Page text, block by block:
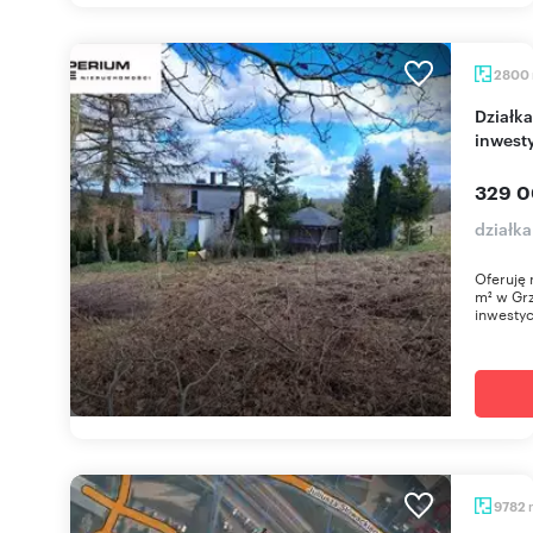
2800
Działka usługowa 2800 m² w Grzybnie - gotowa
329
Oferuję
m² w
9782